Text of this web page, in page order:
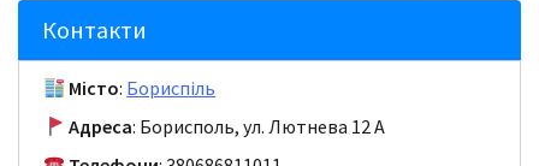
Контакти
Місто: Бориспіль
Адреса: Борисполь, ул. Лютнева 12 A